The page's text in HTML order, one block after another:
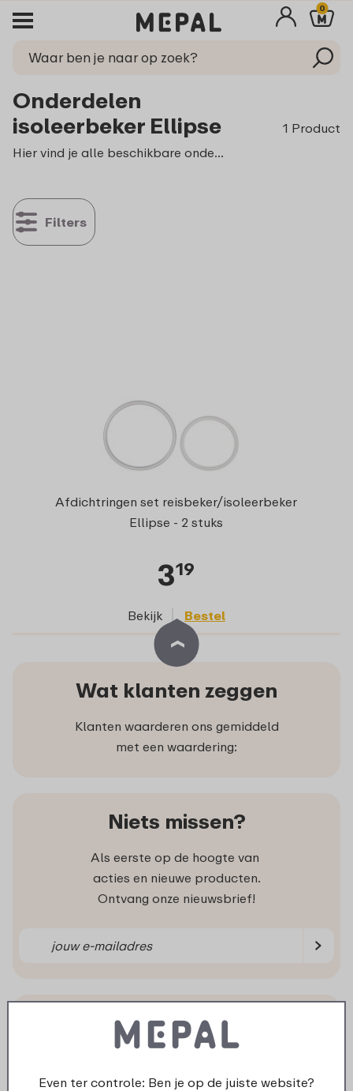
0
Onderdelen
isoleerbeker Ellipse
1 Product
Hier vind je alle beschikbare onderdelen voor de isoleerbeker Ellipse. De beker is verkrijgbaar in twee maten. De beschikbare onderdelen passen echter op beide maten.
Filters
Afdichtringen set reisbeker/isoleerbeker
Ellipse - 2 stuks
319
Bekijk Bestel
Wat klanten zeggen
Klanten waarderen ons gemiddeld
met een waardering:
Niets missen?
Als eerste op de hoogte van
acties en nieuwe producten.
Ontvang onze nieuwsbrief!
Volg ons
aanwezig met inspiratie, video’s en leuke acties.
Even ter controle: Ben je op de juiste website?